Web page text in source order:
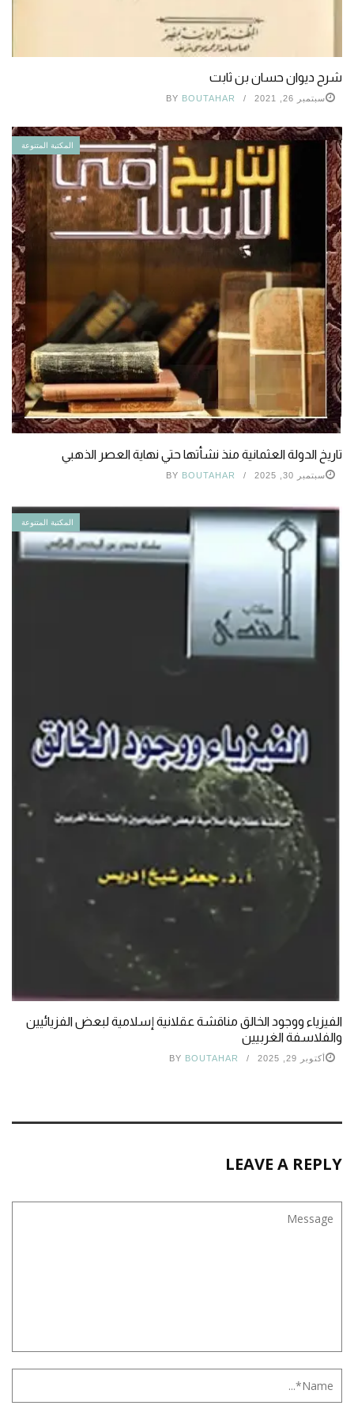
شرح ديوان حسان بن ثابت
سبتمبر 26, 2021 BY BOUTAHAR
المكتبة المتنوعة
تاريخ الدولة العثمانية منذ نشأتها حتي نهاية العصر الذهبي
سبتمبر 30, 2025 BY BOUTAHAR
المكتبة المتنوعة
الفيزياء ووجود الخالق مناقشة عقلانية إسلامية لبعض الفزيائيين
والفلاسفة الغربيين
أكتوبر 29, 2025 BY BOUTAHAR
LEAVE A REPLY